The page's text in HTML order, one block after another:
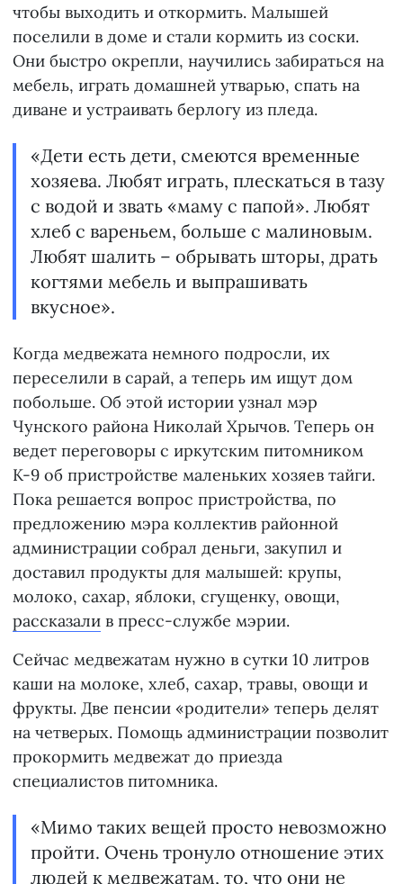
чтобы выходить и откормить. Малышей
поселили в доме и стали кормить из соски.
Они быстро окрепли, научились забираться на
мебель, играть домашней утварью, спать на
диване и устраивать берлогу из пледа.
«Дети есть дети, смеются временные
хозяева. Любят играть, плескаться в тазу
с водой и звать «маму с папой». Любят
хлеб с вареньем, больше с малиновым.
Любят шалить – обрывать шторы, драть
когтями мебель и выпрашивать
вкусное».
Когда медвежата немного подросли, их
переселили в сарай, а теперь им ищут дом
побольше. Об этой истории узнал мэр
Чунского района Николай Хрычов. Теперь он
ведет переговоры с иркутским питомником
К-9 об пристройстве маленьких хозяев тайги.
Пока решается вопрос пристройства, по
предложению мэра коллектив районной
администрации собрал деньги, закупил и
доставил продукты для малышей: крупы,
молоко, сахар, яблоки, сгущенку, овощи,
рассказали в пресс-службе мэрии.
Сейчас медвежатам нужно в сутки 10 литров
каши на молоке, хлеб, сахар, травы, овощи и
фрукты. Две пенсии «родители» теперь делят
на четверых. Помощь администрации позволит
прокормить медвежат до приезда
специалистов питомника.
«Мимо таких вещей просто невозможно
пройти. Очень тронуло отношение этих
людей к медвежатам, то, что они не